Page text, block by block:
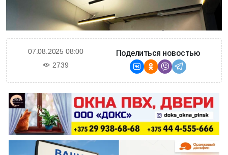
07.08.2025 08:00
2739
Поделиться новостью